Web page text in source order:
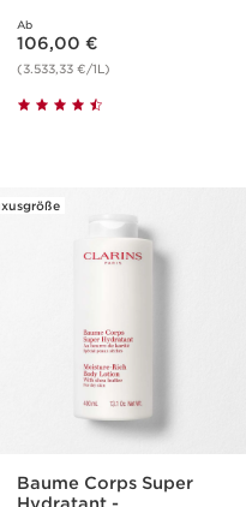
Ab
Aktueller Preis 106,00 €
106,00 €
(3.533,33 €/1L)
Baume Corps Super